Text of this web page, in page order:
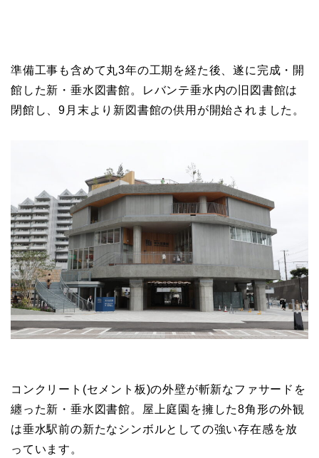
準備工事も含めて丸3年の工期を経た後、遂に完成・開
館した新・垂水図書館。レバンテ垂水内の旧図書館は
閉館し、9月末より新図書館の供用が開始されました。
コンクリート(セメント板)の外壁が斬新なファサードを
纏った新・垂水図書館。屋上庭園を擁した8角形の外観
は垂水駅前の新たなシンボルとしての強い存在感を放
っています。